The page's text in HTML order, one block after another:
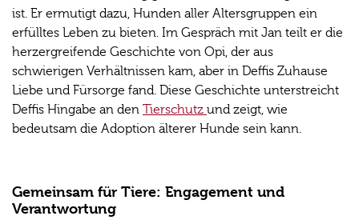
ist. Er ermutigt dazu, Hunden aller Altersgruppen ein
erfülltes Leben zu bieten. Im Gespräch mit Jan teilt er die
herzergreifende Geschichte von Opi, der aus
schwierigen Verhältnissen kam, aber in Deffis Zuhause
Liebe und Fürsorge fand. Diese Geschichte unterstreicht
Deffis Hingabe an den Tierschutz und zeigt, wie
bedeutsam die Adoption älterer Hunde sein kann.
Gemeinsam für Tiere: Engagement und
Verantwortung